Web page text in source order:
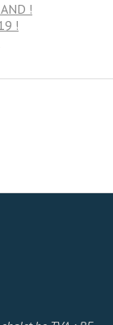
!
!